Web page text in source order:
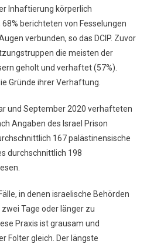
Inhaftierung körperlich
berichteten von Fesselungen
verbunden, so das DCIP. Zuvor
die meisten der
geholt und verhaftet (57%).
Gründe ihrer Verhaftung.
und September 2020 verhafteten
Angaben des Israel Prison
167 palästinensische
durchschnittlich 198
in denen israelische Behörden
Tage oder länger zu
Praxis ist grausam und
Folter gleich. Der längste